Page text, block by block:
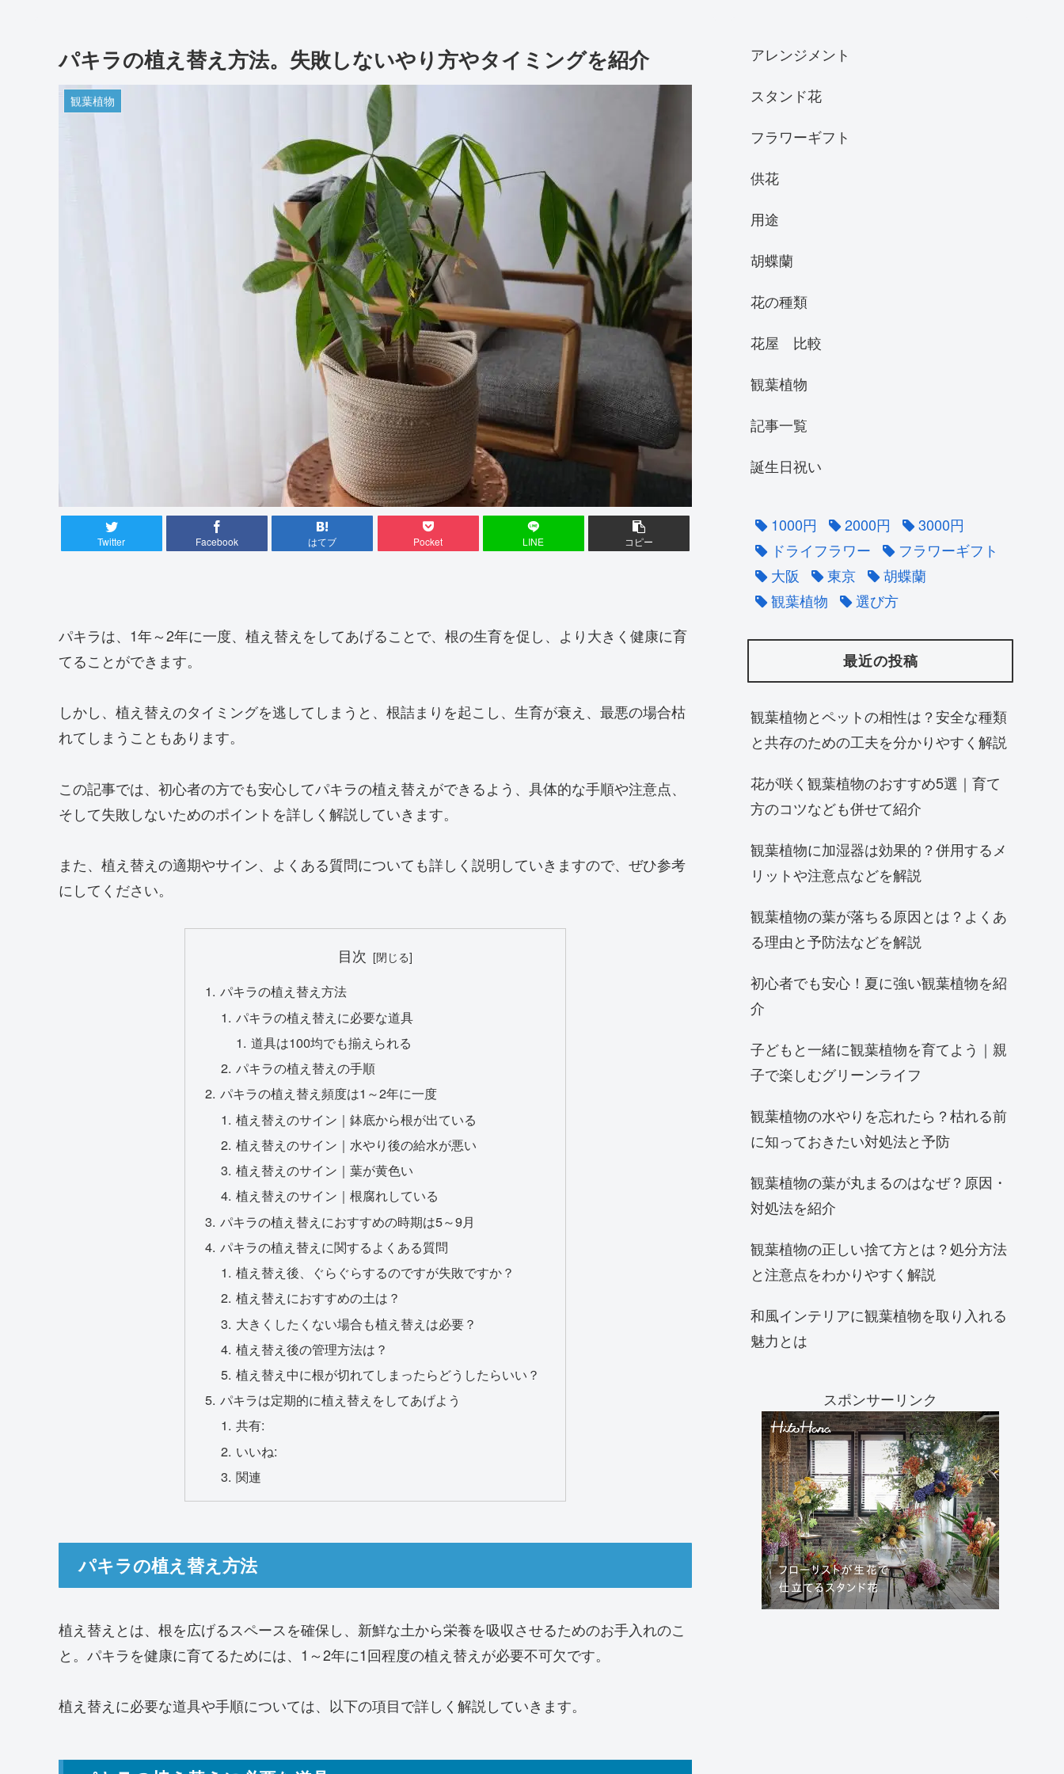
パキラの植え替え方法。失敗しないやり方やタイミングを紹介
観葉植物
Twitter Facebook はてブ Pocket LINE コピー
パキラは、1年～2年に一度、植え替えをしてあげることで、根の生育を促し、より大きく健康に育
てることができます。
しかし、植え替えのタイミングを逃してしまうと、根詰まりを起こし、生育が衰え、最悪の場合枯
れてしまうこともあります。
この記事では、初心者の方でも安心してパキラの植え替えができるよう、具体的な手順や注意点、
そして失敗しないためのポイントを詳しく解説していきます。
また、植え替えの適期やサイン、よくある質問についても詳しく説明していきますので、ぜひ参考
にしてください。
目次
パキラの植え替え方法
パキラの植え替えに必要な道具
道具は100均でも揃えられる
パキラの植え替えの手順
パキラの植え替え頻度は1～2年に一度
植え替えのサイン｜鉢底から根が出ている
植え替えのサイン｜水やり後の給水が悪い
植え替えのサイン｜葉が黄色い
植え替えのサイン｜根腐れしている
パキラの植え替えにおすすめの時期は5～9月
パキラの植え替えに関するよくある質問
植え替え後、ぐらぐらするのですが失敗ですか？
植え替えにおすすめの土は？
大きくしたくない場合も植え替えは必要？
植え替え後の管理方法は？
植え替え中に根が切れてしまったらどうしたらいい？
パキラは定期的に植え替えをしてあげよう
共有:
いいね:
関連
パキラの植え替え方法
植え替えとは、根を広げるスペースを確保し、新鮮な土から栄養を吸収させるためのお手入れのこ
と。パキラを健康に育てるためには、1～2年に1回程度の植え替えが必要不可欠です。
植え替えに必要な道具や手順については、以下の項目で詳しく解説していきます。
アレンジメント
スタンド花
フラワーギフト
供花
用途
胡蝶蘭
花の種類
花屋 比較
観葉植物
記事一覧
誕生日祝い
1000円 2000円
3000円
ドライフラワー
フラワーギフト
大阪
東京
胡蝶蘭
観葉植物
選び方
最近の投稿
観葉植物とペットの相性は？安全な種類
と共存のための工夫を分かりやすく解説
花が咲く観葉植物のおすすめ5選｜育て
方のコツなども併せて紹介
観葉植物に加湿器は効果的？併用するメ
リットや注意点などを解説
観葉植物の葉が落ちる原因とは？よくあ
る理由と予防法などを解説
初心者でも安心！夏に強い観葉植物を紹
介
子どもと一緒に観葉植物を育てよう｜親
子で楽しむグリーンライフ
観葉植物の水やりを忘れたら？枯れる前
に知っておきたい対処法と予防
観葉植物の葉が丸まるのはなぜ？原因・
対処法を紹介
観葉植物の正しい捨て方とは？処分方法
と注意点をわかりやすく解説
和風インテリアに観葉植物を取り入れる
魅力とは
スポンサーリンク